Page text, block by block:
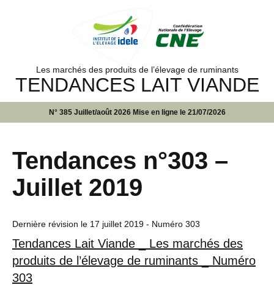
Les marchés des produits de l’élevage de ruminants
TENDANCES LAIT VIANDE
N° 385 Juillet/août 2026 Mise en ligne le 21/07/2026
Tendances n°303 –
Juillet 2019
Dernière révision le 17 juillet 2019 - Numéro 303
Tendances Lait Viande _ Les marchés des
produits de l’élevage de ruminants _ Numéro
303